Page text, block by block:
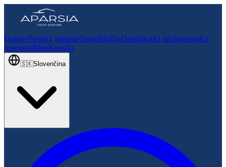
DomovPonuky nehnuteľnostíSlužbyDestinácieO násSprievodca
investoraBlogKontakt
🇸🇰Slovenčina